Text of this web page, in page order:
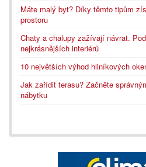
Máte malý byt? Díky těmto tipům
prostoru
Chaty a chalupy zažívají návrat.
nejkrásnějších interiérů
10 největších výhod hliníkových
Jak zařídit terasu? Začněte
nábytku